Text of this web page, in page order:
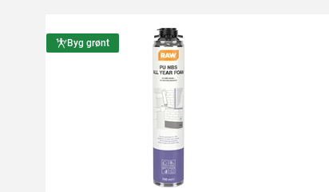
Byg grønt